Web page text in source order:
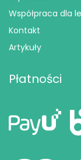
Współpraca dla
Kontakt
Artykuły
Płatności